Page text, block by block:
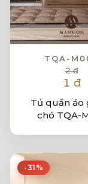
TQA-
2 đ
1 đ
Tủ quần áo
chó TQA-
-31%